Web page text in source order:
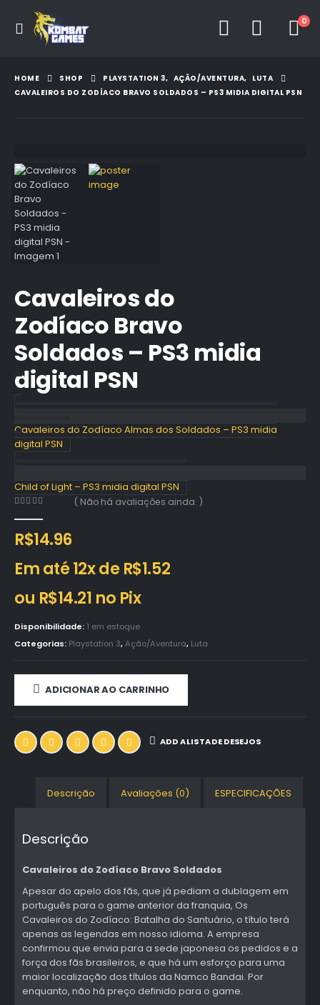
0
HOME SHOP PLAYSTATION 3, AÇÃO/AVENTURA, LUTA
CAVALEIROS DO ZODÍACO BRAVO SOLDADOS – PS3 MIDIA DIGITAL PSN
Cavaleiros do
Zodíaco Bravo
Soldados – PS3 midia
digital PSN
Cavaleiros do Zodíaco Almas dos Soldados – PS3 midia
digital PSN
Child of Light – PS3 midia digital PSN
( Não há avaliações ainda. )
R$14.96
Em até 12x deR$1.52
ou R$14.21 no Pix
Disponibilidade: 1 em estoque
Categorias: Playstation 3,Ação/Aventura, Luta
ADICIONAR AO CARRINHO
ADD A LISTA DE DESEJOS
Descrição Avaliações (0) ESPECIFICAÇÕES
Descrição
Cavaleiros do Zodíaco Bravo Soldados
Apesar do apelo dos fãs, que já pediam a dublagem em
português para o game anterior da franquia, Os
Cavaleiros do Zodíaco: Batalha do Santuário, o título terá
apenas as legendas em nosso idioma. A empresa
confirmou que envia para a sede japonesa os pedidos e a
força dos fãs brasileiros, e que há um esforço para uma
maior localização dos títulos da Namco Bandai. Por
enquanto, não há preço definido para o game.